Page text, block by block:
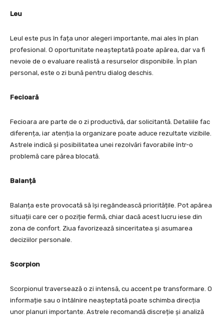
Leu
Leul este pus în fața unor alegeri importante, mai ales în plan
profesional. O oportunitate neașteptată poate apărea, dar va fi
nevoie de o evaluare realistă a resurselor disponibile. În plan
personal, este o zi bună pentru dialog deschis.
Fecioară
Fecioara are parte de o zi productivă, dar solicitantă. Detaliile fac
diferența, iar atenția la organizare poate aduce rezultate vizibile.
Astrele indică și posibilitatea unei rezolvări favorabile într-o
problemă care părea blocată.
Balanță
Balanța este provocată să își regândească prioritățile. Pot apărea
situații care cer o poziție fermă, chiar dacă acest lucru iese din
zona de confort. Ziua favorizează sinceritatea și asumarea
deciziilor personale.
Scorpion
Scorpionul traversează o zi intensă, cu accent pe transformare. O
informație sau o întâlnire neașteptată poate schimba direcția
unor planuri importante. Astrele recomandă discreție și analiză